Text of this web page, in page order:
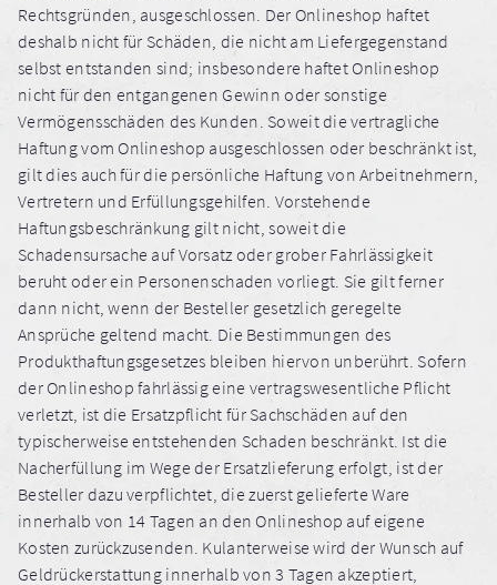
Rechtsgründen, ausgeschlossen. Der Onlineshop haftet
deshalb nicht für Schäden, die nicht am Liefergegenstand
selbst entstanden sind; insbesondere haftet Onlineshop
nicht für den entgangenen Gewinn oder sonstige
Vermögensschäden des Kunden. Soweit die vertragliche
Haftung vom Onlineshop ausgeschlossen oder beschränkt ist,
gilt dies auch für die persönliche Haftung von Arbeitnehmern,
Vertretern und Erfüllungsgehilfen. Vorstehende
Haftungsbeschränkung gilt nicht, soweit die
Schadensursache auf Vorsatz oder grober Fahrlässigkeit
beruht oder ein Personenschaden vorliegt. Sie gilt ferner
dann nicht, wenn der Besteller gesetzlich geregelte
Ansprüche geltend macht. Die Bestimmungen des
Produkthaftungsgesetzes bleiben hiervon unberührt. Sofern
der Onlineshop fahrlässig eine vertragswesentliche Pflicht
verletzt, ist die Ersatzpflicht für Sachschäden auf den
typischerweise entstehenden Schaden beschränkt. Ist die
Nacherfüllung im Wege der Ersatzlieferung erfolgt, ist der
Besteller dazu verpflichtet, die zuerst gelieferte Ware
innerhalb von 14 Tagen an den Onlineshop auf eigene
Kosten zurückzusenden. Kulanterweise wird der Wunsch auf
Geldrückerstattung innerhalb von 3 Tagen akzeptiert,